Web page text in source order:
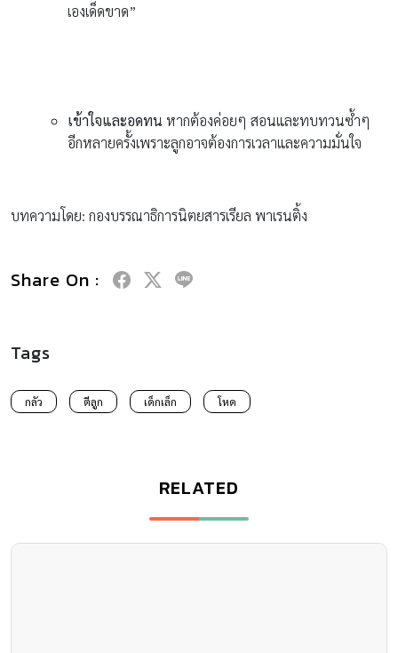
เองเด็ดขาด”
เข้าใจและอดทน หากต้องค่อยๆ สอนและทบทวนซ้ำๆ
อีกหลายครั้งเพราะลูกอาจต้องการเวลาและความมั่นใจ
บทความโดย: กองบรรณาธิการนิตยสารเรียล พาเรนติ้ง
Share On :
Tags
กลัว ตีลูก เด็กเล็ก โหด
RELATED